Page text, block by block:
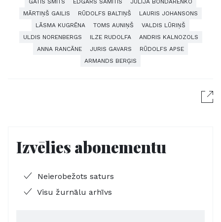
MĀRTIŅŠ GAILIS
RŪDOLFS BALTIŅŠ
LAURIS JOHANSONS
LĀSMA KUGRĒNA
TOMS AUNIŅŠ
VALDIS LŪRIŅŠ
ULDIS NORENBERGS
ILZE RUDOLFA
ANDRIS KALNOZOLS
ANNA RANCĀNE
JURIS GAVARS
RŪDOLFS APSE
ARMANDS BERĢIS
Izvēlies abonementu
Neierobežots saturs
Visu žurnālu arhīvs